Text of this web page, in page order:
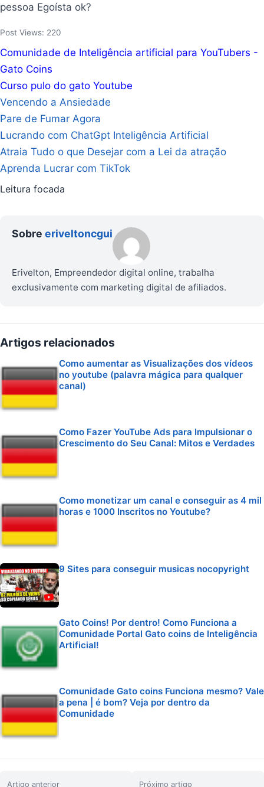
pessoa Egoísta ok?
Post Views: 220
Comunidade de Inteligência artificial para YouTubers -
Gato Coins
Curso pulo do gato Youtube
Vencendo a Ansiedade
Pare de Fumar Agora
Lucrando com ChatGpt Inteligência Artificial
Atraia Tudo o que Desejar com a Lei da atração
Aprenda Lucrar com TikTok
Leitura focada
Sobre eriveltoncgui
Erivelton, Empreendedor digital online, trabalha
exclusivamente com marketing digital de afiliados.
Artigos relacionados
Como aumentar as Visualizações dos vídeos
no youtube (palavra mágica para qualquer
canal)
Como Fazer YouTube Ads para Impulsionar o
Crescimento do Seu Canal: Mitos e Verdades
Como monetizar um canal e conseguir as 4 mil
horas e 1000 Inscritos no Youtube?
9 Sites para conseguir musicas nocopyright
Gato Coins! Por dentro! Como Funciona a
Comunidade Portal Gato coins de Inteligência
Artificial!
Comunidade Gato coins Funciona mesmo? Vale
a pena | é bom? Veja por dentro da
Comunidade
Artigo anterior Próximo artigo